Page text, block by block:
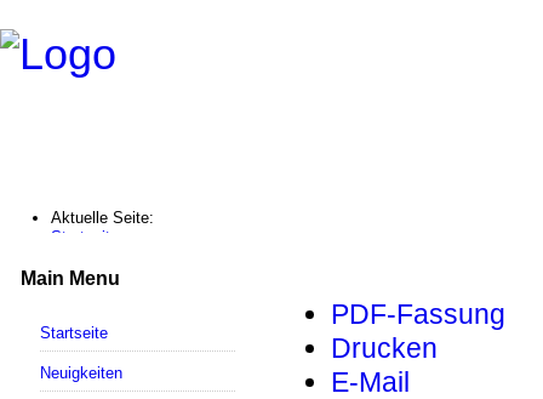
Aktuelle Seite:
Startseite
Präludium und Fuge e-moll / BWV 533
Main Menu
Startseite
Neuigkeiten
PDF-Fassung
Drucken
E-Mail